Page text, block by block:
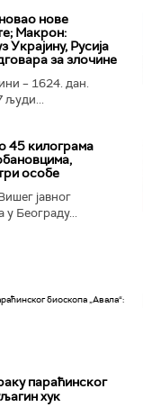
нове
Макрон:
Украјину, Русија
за злочине
– 1624. дан.
људи...
45 килограма
особе
јавног
у Београду...
параћинског
хук